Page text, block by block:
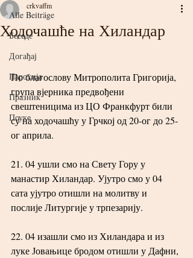
Alle Beiträge
Беседе
Догађај
Парохија
Празник
Поуке
Ходочашће на Хиландар
crkvaffm
По благослову Митрополита Григорија,
група вјерника предвођени
свештеницима из ЦО Франкфурт били
су на ходочашћу у Грчкој од 20-ог до 25-
ог априла.
21. 04 ушли смо на Свету Гору у
манастир Хиландар. Ујутро смо у 04
сата ујутро отишли на молитву и
послије Литургије у трпезарију.
22. 04 изашли смо из Хиландара и из
луке Јовањице бродом отишли у Дафни,